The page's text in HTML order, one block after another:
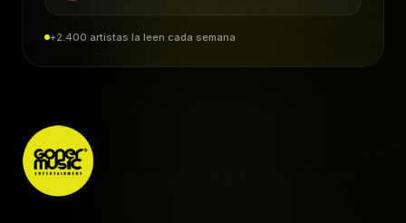
+2.400 artistas la leen cada semana